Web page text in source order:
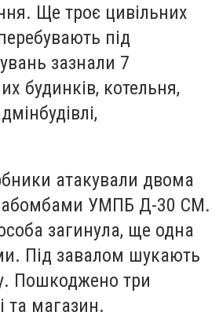
Ще троє цивільних
під
зазнали 7
будинків, котельня,
атакували двома
УМПБ Д-30 СМ.
загинула, ще одна
Під завалом шукають
Пошкоджено три
та магазин.